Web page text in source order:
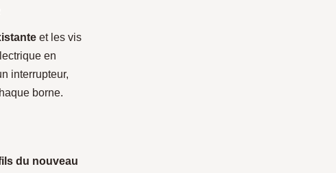
et les vis
en
interrupteur,
borne.
du nouveau